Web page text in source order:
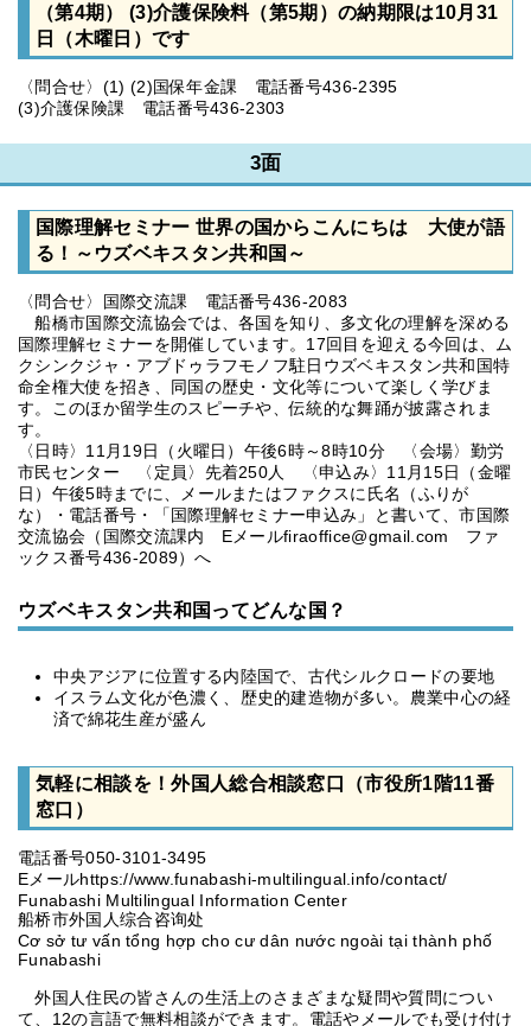
（第4期） (3)介護保険料（第5期）の納期限は10月31
日（木曜日）です
〈問合せ〉(1) (2)国保年金課 電話番号436-2395
(3)介護保険課 電話番号436-2303
3面
国際理解セミナー 世界の国からこんにちは 大使が語
る！～ウズベキスタン共和国～
〈問合せ〉国際交流課 電話番号436-2083
船橋市国際交流協会では、各国を知り、多文化の理解を深める
国際理解セミナーを開催しています。17回目を迎える今回は、ム
クシンクジャ・アブドゥラフモノフ駐日ウズベキスタン共和国特
命全権大使を招き、同国の歴史・文化等について楽しく学びま
す。このほか留学生のスピーチや、伝統的な舞踊が披露されま
す。
〈日時〉11月19日（火曜日）午後6時～8時10分 〈会場〉勤労
市民センター 〈定員〉先着250人 〈申込み〉11月15日（金曜
日）午後5時までに、メールまたはファクスに氏名（ふりが
な）・電話番号・「国際理解セミナー申込み」と書いて、市国際
交流協会（国際交流課内 Eメールfiraoffice@gmail.com ファ
ックス番号436-2089）へ
ウズベキスタン共和国ってどんな国？
中央アジアに位置する内陸国で、古代シルクロードの要地
イスラム文化が色濃く、歴史的建造物が多い。農業中心の経
済で綿花生産が盛ん
気軽に相談を！外国人総合相談窓口（市役所1階11番
窓口）
電話番号050-3101-3495
Eメールhttps://www.funabashi-multilingual.info/contact/
Funabashi Multilingual Information Center
船桥市外国人综合咨询处
Cơ sở tư vấn tổng hợp cho cư dân nước ngoài tại thành phố
Funabashi
外国人住民の皆さんの生活上のさまざまな疑問や質問につい
て、12の言語で無料相談ができます。電話やメールでも受け付け